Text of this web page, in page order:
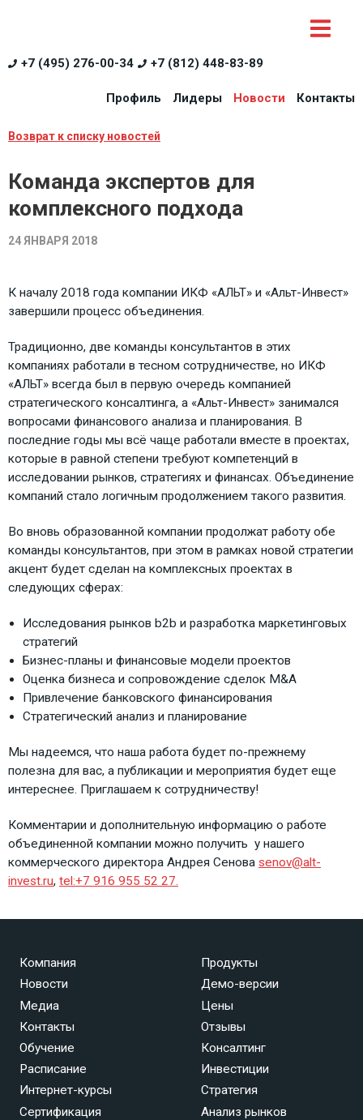
+7 (495) 276-00-34 +7 (812) 448-83-89
Профиль Лидеры Новости Контакты
Возврат к списку новостей
Команда экспертов для
комплексного подхода
24 ЯНВАРЯ 2018
К началу 2018 года компании ИКФ «АЛЬТ» и «Альт-Инвест»
завершили процесс объединения.
Традиционно, две команды консультантов в этих
компаниях работали в тесном сотрудничестве, но ИКФ
«АЛЬТ» всегда был в первую очередь компанией
стратегического консалтинга, а «Альт-Инвест» занимался
вопросами финансового анализа и планирования. В
последние годы мы всё чаще работали вместе в проектах,
которые в равной степени требуют компетенций в
исследовании рынков, стратегиях и финансах. Объединение
компаний стало логичным продолжением такого развития.
Во вновь образованной компании продолжат работу обе
команды консультантов, при этом в рамках новой стратегии
акцент будет сделан на комплексных проектах в
следующих сферах:
Исследования рынков b2b и разработка маркетинговых
стратегий
Бизнес-планы и финансовые модели проектов
Оценка бизнеса и сопровождение сделок M&A
Привлечение банковского финансирования
Стратегический анализ и планирование
Мы надеемся, что наша работа будет по-прежнему
полезна для вас, а публикации и мероприятия будет еще
интереснее. Приглашаем к сотрудничеству!
Комментарии и дополнительную информацию о работе
объединенной компании можно получить у нашего
коммерческого директора Андрея Сенова senov@alt-
invest.ru, tel:+7 916 955 52 27.
Компания
Новости
Медиа
Контакты
Продукты
Демо-версии
Цены
Отзывы
Обучение
Расписание
Интернет-курсы
Сертификация
Консалтинг
Инвестиции
Стратегия
Анализ рынков